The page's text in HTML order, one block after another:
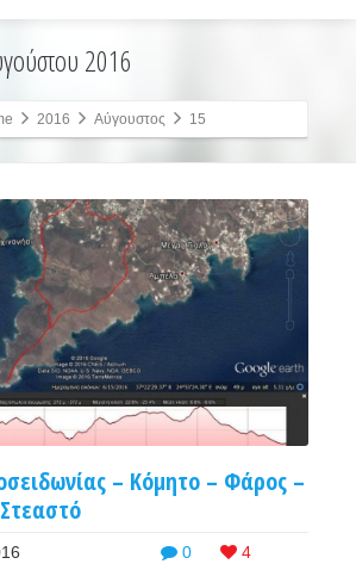
2016
2016 Αύγουστος 15
– Κόμητο – Φάρος –
0 4